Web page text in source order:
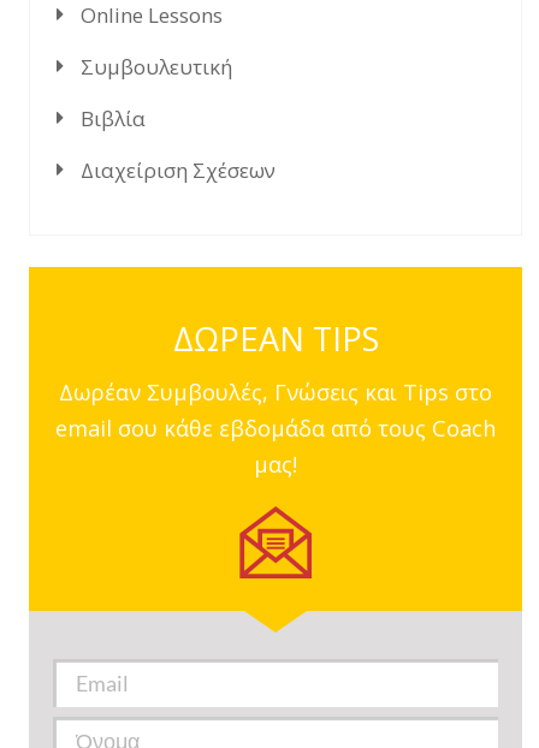
Online Lessons
Συμβουλευτική
Βιβλία
Διαχείριση Σχέσεων
ΔΩΡΕΑΝ TIPS
Δωρέαν Συμβουλές, Γνώσεις και Tips στο
email σου κάθε εβδομάδα από τους Coach
μας!